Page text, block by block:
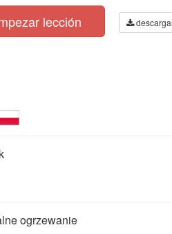
lección
ogrzewanie